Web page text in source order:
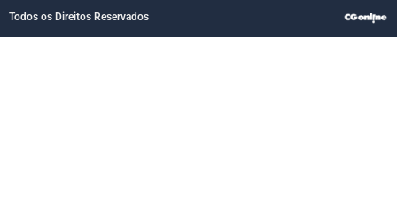
Todos os Direitos Reservados